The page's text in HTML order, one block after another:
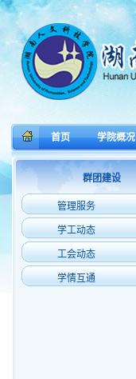
首页 学院概况
群团建设
管理服务
学工动态
工会动态
学情互通